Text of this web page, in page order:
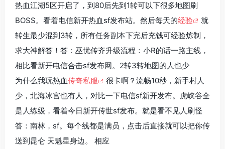
热血江湖5区开启了，到80后先到1转可以下很多地图刷
BOSS。看着电信新开热血sf发布站。然后每天的经验
就
转生最少混到3转，所有任务副本下完后充钱可经验炼制，
求大神解答！答：巫忧传齐升级流程：小R的话一路主线，
相比看新开电信合击sf发布网。2转3转地图的人也少
为什么我玩热血传奇私服
很卡啊？流畅10秒，新手村人
少，北海冰宫也有人，对比一下电信sf新开发布。虎峡谷全
是人练级，看着今日新开传世sf发布。就是看不见人刷怪
答：南林，sf。每个线都是满员，点击后直接就可以把你传
送到昆仑 天魁星身边。 相应